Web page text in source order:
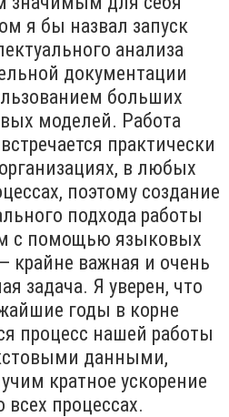
я бы назвал запуск
анализа
документации
больших
моделей. Работа
практически
в любых
поэтому создание
подхода работы
с помощью языковых
крайне важная и очень
задача. Я уверен, что
годы в корне
процесс нашей работы
данными,
кратное ускорение
всех процессах.